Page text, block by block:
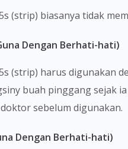
(strip) biasanya tidak
Dengan Berhati-hati)
(strip) harus digunakan
buah pinggang sejak
sebelum digunakan.
Dengan Berhati-hati)